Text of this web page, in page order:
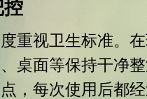
控
重视卫生标准。
桌面等保持干净
，每次使用后都